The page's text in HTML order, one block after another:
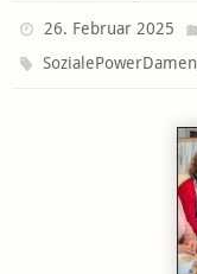
26. Februar 2025
SozialePowerDamen